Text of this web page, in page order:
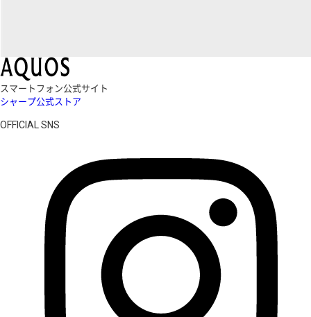
スマートフォン公式サイト
シャープ公式ストア
OFFICIAL SNS